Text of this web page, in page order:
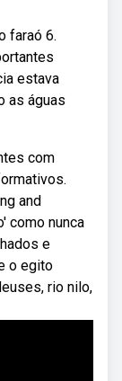
faraó 6.
estava
as águas
com
and
como nunca
e
o egito
rio nilo,